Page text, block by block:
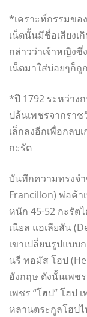
*เคราะห์กรรมขอ
เน็ตนั้นมีชื่อเสียงเ
กล่าวว่าเจ้าหญิงซึ่
เน็ตมาใส่บ่อยๆก็
*ปี 1792 ระหว่าง
ปล้นเพชรจากรา
เล็กลงอีกเพื่อกลบ
กะรัต
บันทึกความทรงจ
Francillon) พ่อค้า
หนัก 45-52 กะรัต
เนียล แอเลียสัน
เขาเปลี่ยนรูปแบบ
นรี ทอมัส โฮป
อังกฤษ ดังนั้นเพช
เพชร “โฮป” โฮป
หลานตระกูลโฮป